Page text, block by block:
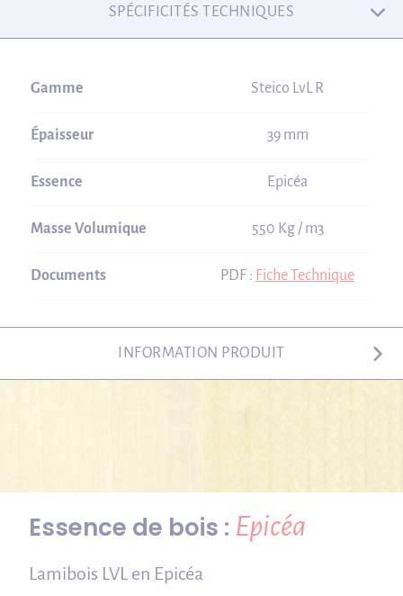
SPÉCIFICITÉS TECHNIQUES
Gamme Steico LvL R
Épaisseur 39 mm
Essence Epicéa
Masse Volumique 550 Kg / m3
Documents PDF : Fiche Technique
INFORMATION PRODUIT
Essence de bois : Epicéa
Lamibois LVL en Epicéa